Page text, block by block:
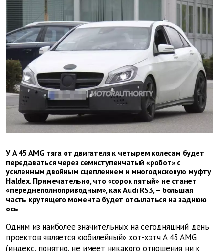
У A 45 AMG тяга от двигателя к четырем колесам будет
передаваться через семиступенчатый «робот» с
усиленным двойным сцеплением и многодисковую муфту
Haldex. Примечательно, что «сорок пятый» не станет
«переднеполноприводным», как Audi RS3, – бóльшая
часть крутящего момента будет отсылаться на заднюю
ось
Одним из наиболее значительных на сегодняшний день
проектов является «юбилейный» хот-хэтч A 45 AMG
(индекс, понятно, не имеет никакого отношения ни к